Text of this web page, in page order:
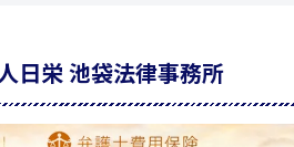
日栄 池袋法律事務所